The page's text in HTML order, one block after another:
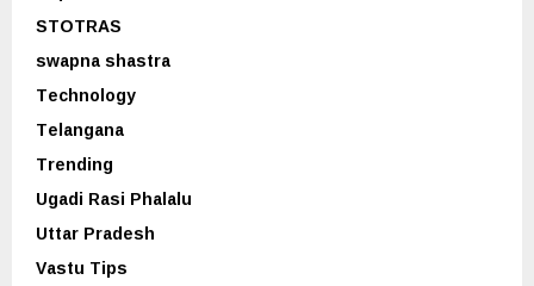
STOTRAS
swapna shastra
Technology
Telangana
Trending
Ugadi Rasi Phalalu
Uttar Pradesh
Vastu Tips